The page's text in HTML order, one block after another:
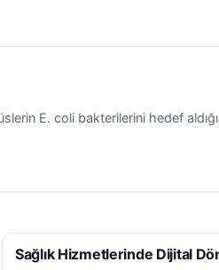
E. coli bakterilerini hedef
SAĞLIK
Sağlık Hizmetlerinde Dijital